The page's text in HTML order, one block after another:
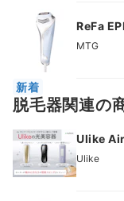
ReFa
MTG
新着
脱毛器関連の
Ulike
Ulike